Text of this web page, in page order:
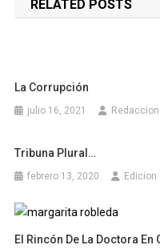
entradas
RELATED POSTS
La Corrupción
julio 16, 2021
Tribuna Plural…
febrero 13, 2020 Edicion
El Rincón De La Doctora